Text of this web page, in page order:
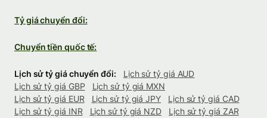
Tỷ giá chuyển đổi:
Chuyển tiền quốc tế:
Lịch sử tỷ giá chuyển đổi:
Lịch sử tỷ giá AUD
Lịch sử tỷ giá GBP
Lịch sử tỷ giá MXN
Lịch sử tỷ giá EUR
Lịch sử tỷ giá JPY
Lịch sử tỷ giá CAD
Lịch sử tỷ giá INR
Lịch sử tỷ giá NZD
Lịch sử tỷ giá ZAR